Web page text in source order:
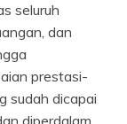
seluruh
dan
prestasi-
sudah dicapai